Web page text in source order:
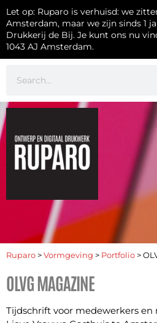
Let op: Ruparo is verhuisd: we
Amsterdam, maar we zijn sinds 1
Drukkerij de Bij. Je kunt ons nu
1043 AJ Amsterdam.
Ruparo > Vormgeving > Portfolio >
OLVG MAGAZINE
Tijdschrift voor medewerkers en